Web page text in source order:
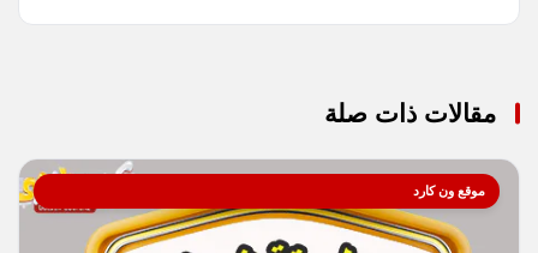
مقالات ذات صلة
موقع ون كارد